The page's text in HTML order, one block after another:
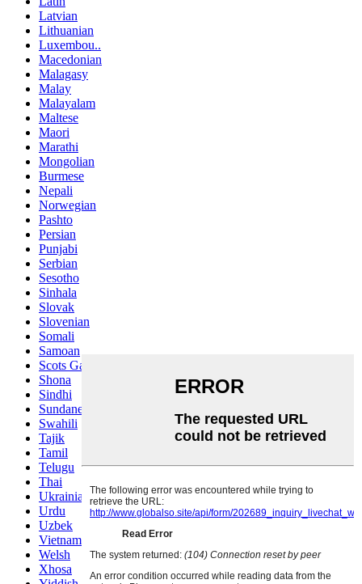
Latvian
Lithuanian
Luxembou..
Macedonian
Malagasy
Malay
Malayalam
Maltese
Maori
Marathi
Mongolian
Burmese
Nepali
Norwegian
Pashto
Persian
Punjabi
Serbian
Sesotho
Sinhala
Slovak
Slovenian
Somali
Samoan
Scots Gaelic
Shona
Sindhi
Sundanese
Swahili
Tajik
Tamil
Telugu
Thai
Ukrainian
Urdu
Uzbek
Vietnamese
Welsh
Xhosa